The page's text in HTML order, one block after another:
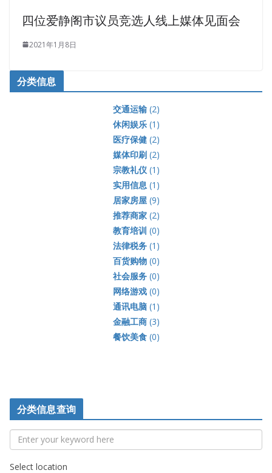
四位爱静阁市议员竞选人线上媒体见面会
2021年1月8日
分类信息
交通运输(2)
休闲娱乐(1)
医疗保健(2)
媒体印刷(2)
宗教礼仪(1)
实用信息 (1)
居家房屋(9)
推荐商家(2)
教育培训 (0)
法律税务(1)
百货购物(0)
社会服务(0)
网络游戏(0)
通讯电脑(1)
金融工商(3)
餐饮美食(0)
分类信息查询
Select location